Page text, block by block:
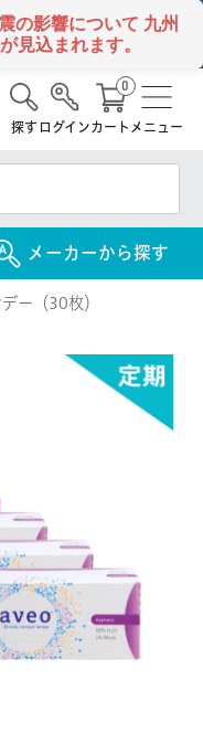
の影響について 九州
見込まれます。
メーカーから探す
探す ログインカート
0
メニュー
て
ボシュロム
シード
再購入）
ー（30枚）